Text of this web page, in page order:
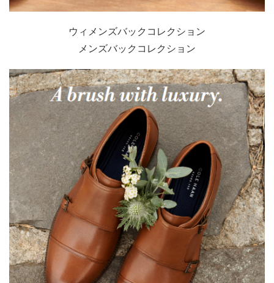
ウィメンズバックコレクション
メンズバックコレクション